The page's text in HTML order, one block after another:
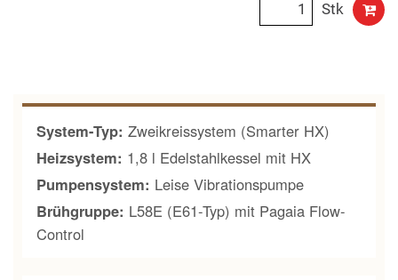
Stk
System-Typ: Zweikreissystem (Smarter HX)
Heizsystem: 1,8 l Edelstahlkessel mit HX
Pumpensystem: Leise Vibrationspumpe
Brühgruppe: L58E (E61-Typ) mit Pagaia Flow-
Control